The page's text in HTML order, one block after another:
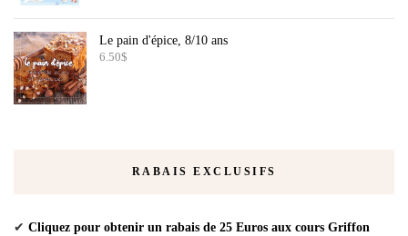
Le pain d'épice, 8/10 ans
6.50$
RABAIS EXCLUSIFS
✔ Cliquez pour obtenir un rabais de 25 Euros aux cours Griffon